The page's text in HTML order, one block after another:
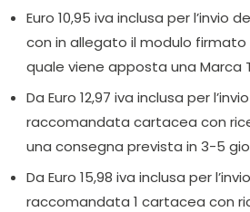
Euro 10,95 iva inclusa per l’invio
con in allegato il modulo firmato
quale viene apposta una Marca
Da Euro 12,97 iva inclusa per
raccomandata cartacea con
una consegna prevista in 3-5
Da Euro 15,98 iva inclusa per
raccomandata 1 cartacea con